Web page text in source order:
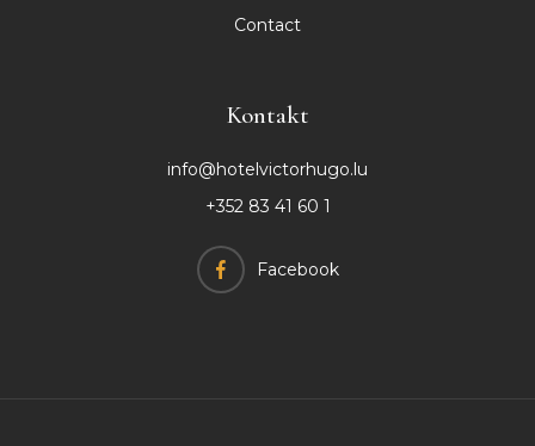
Contact
Kontakt
info@hotelvictorhugo.lu
+352 83 41 60 1
Facebook